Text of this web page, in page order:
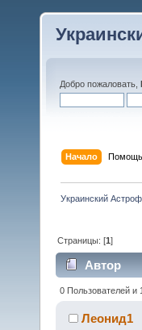
Добро пожаловать,
Начало Помощь
Украинский
Страницы: [1]
Автор
0 Пользователей и
Леонид1